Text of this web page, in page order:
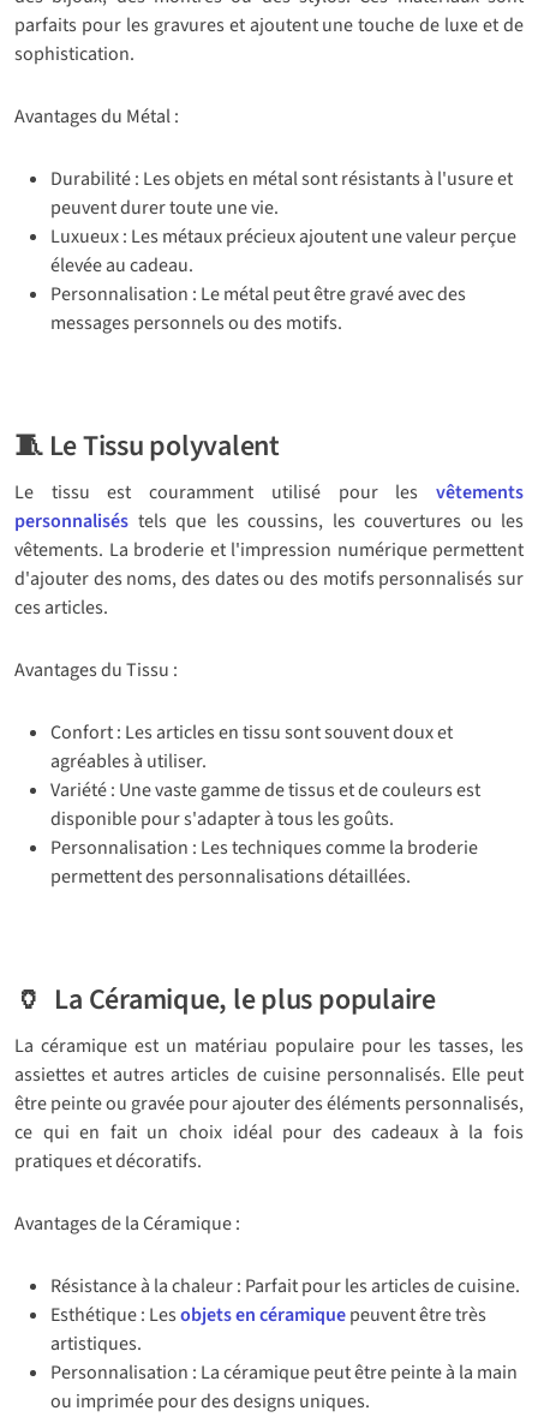
parfaits pour les gravures et ajoutent une touche de luxe et de
sophistication.
Avantages du Métal :
Durabilité : Les objets en métal sont résistants à l'usure et
peuvent durer toute une vie.
Luxueux : Les métaux précieux ajoutent une valeur perçue
élevée au cadeau.
Personnalisation : Le métal peut être gravé avec des
messages personnels ou des motifs.
🧵 Le Tissu polyvalent
Le tissu est couramment utilisé pour les vêtements
personnalisés tels que les coussins, les couvertures ou les
vêtements. La broderie et l'impression numérique permettent
d'ajouter des noms, des dates ou des motifs personnalisés sur
ces articles.
Avantages du Tissu :
Confort : Les articles en tissu sont souvent doux et
agréables à utiliser.
Variété : Une vaste gamme de tissus et de couleurs est
disponible pour s'adapter à tous les goûts.
Personnalisation : Les techniques comme la broderie
permettent des personnalisations détaillées.
🏺 La Céramique, le plus populaire
La céramique est un matériau populaire pour les tasses, les
assiettes et autres articles de cuisine personnalisés. Elle peut
être peinte ou gravée pour ajouter des éléments personnalisés,
ce qui en fait un choix idéal pour des cadeaux à la fois
pratiques et décoratifs.
Avantages de la Céramique :
Résistance à la chaleur : Parfait pour les articles de cuisine.
Esthétique : Lesobjets en céramiquepeuvent être très
artistiques.
Personnalisation : La céramique peut être peinte à la main
ou imprimée pour des designs uniques.